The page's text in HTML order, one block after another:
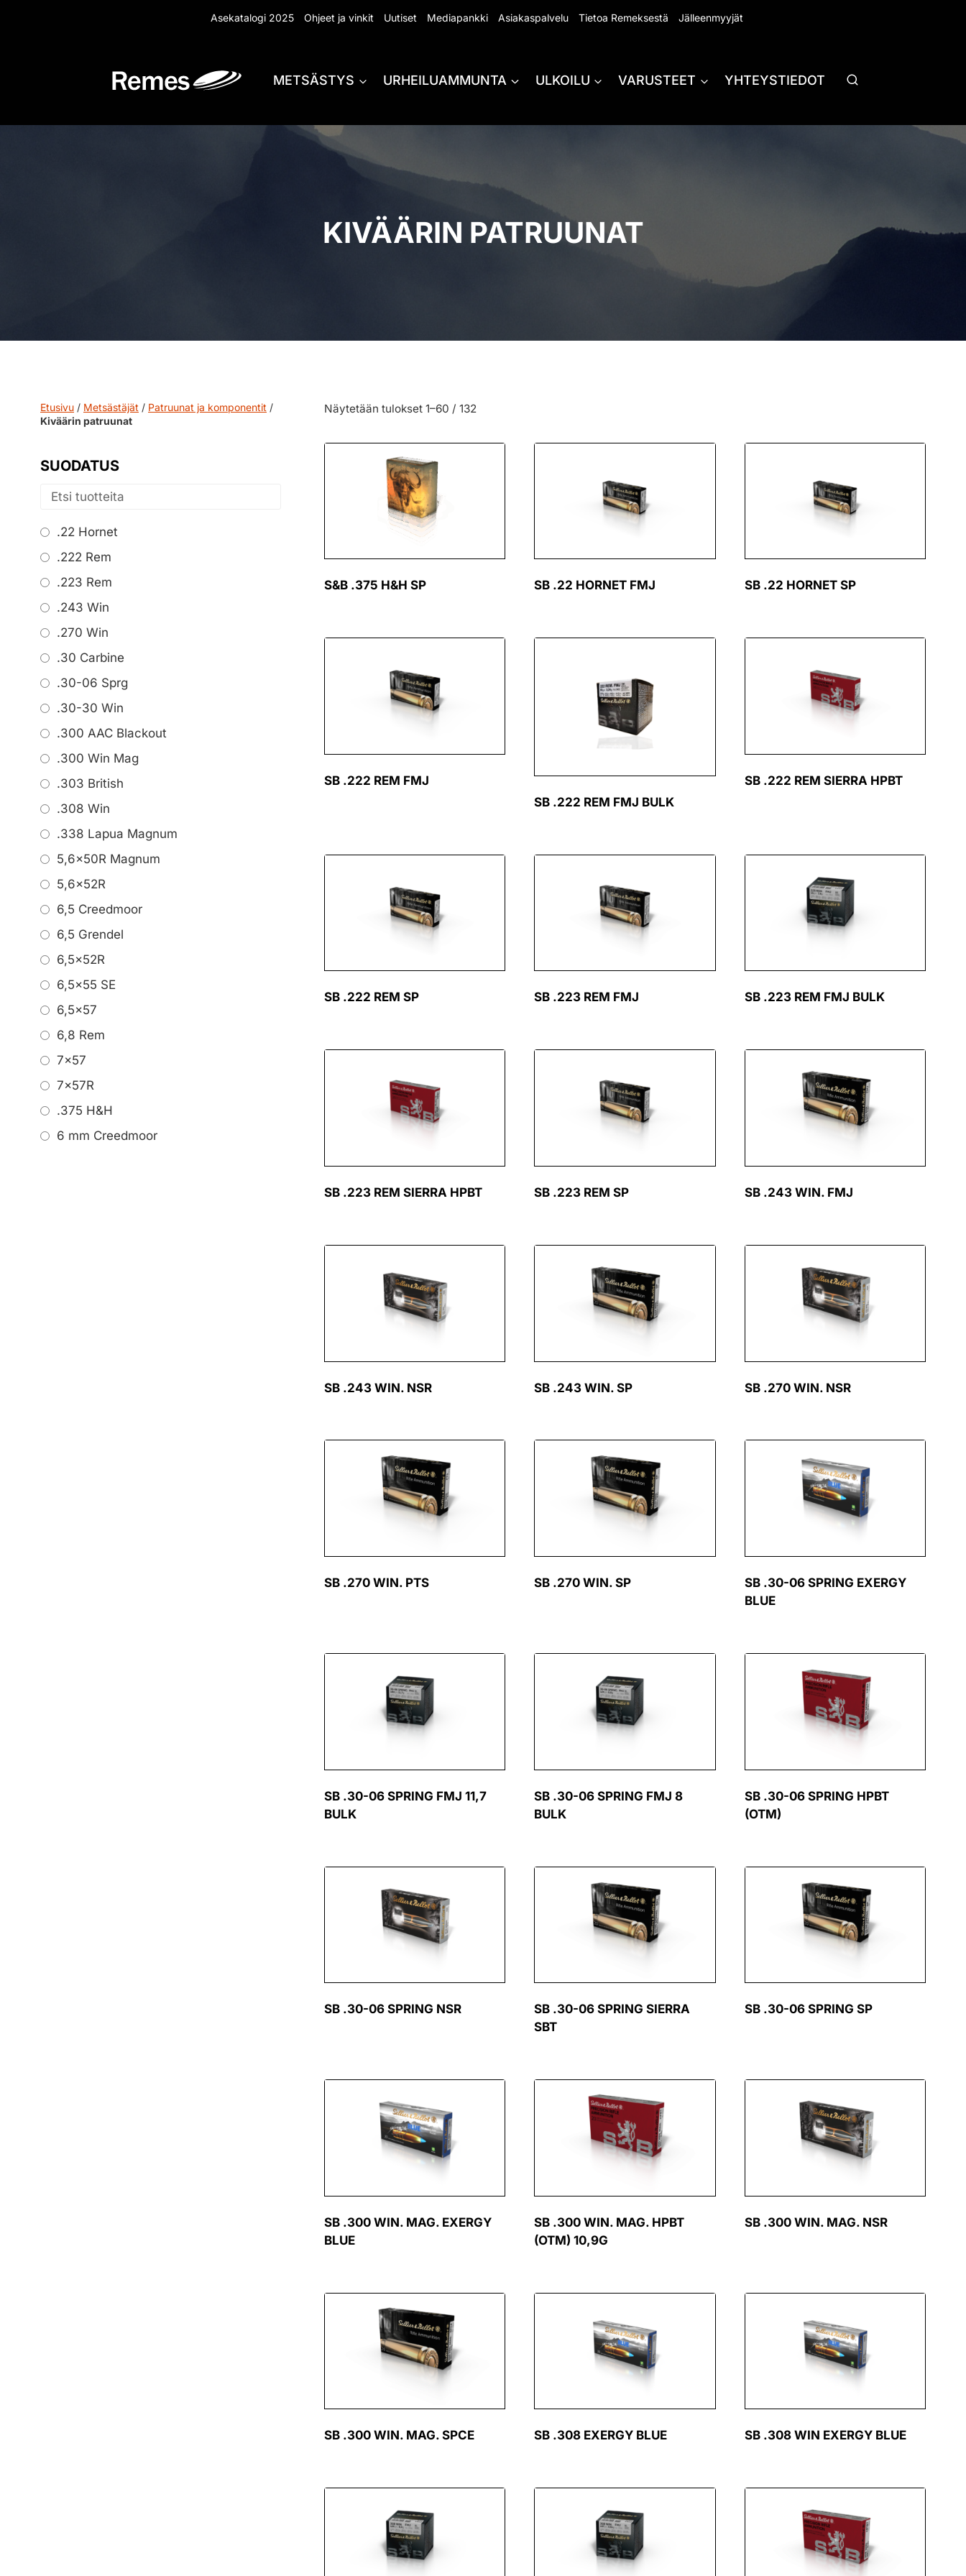
Asekatalogi 2025 Ohjeet ja vinkit Uutiset Mediapankki Asiakaspalvelu Tietoa Remeksestä Jälleenmyyjät
METSÄSTYS URHEILUAMMUNTA ULKOILU VARUSTEET YHTEYSTIEDOT
KIVÄÄRIN PATRUUNAT
Näytetään tulokset 1–60 / 132
S&B .375 H&H SP SB .22 HORNET FMJ SB .22 HORNET SP
SB .222 REM FMJ
SB .222 REM FMJ BULK
SB .222 REM SIERRA HPBT
SB .222 REM SP SB .223 REM FMJ SB .223 REM FMJ BULK
SB .223 REM SIERRA HPBT SB .223 REM SP SB .243 WIN. FMJ
SB .243 WIN. NSR SB .243 WIN. SP SB .270 WIN. NSR
SB .270 WIN. PTS SB .270 WIN. SP
SB .30-06 SPRING EXERGY
BLUE
SB .30-06 SPRING FMJ 11,7
BULK
SB .30-06 SPRING FMJ 8
BULK
SB .30-06 SPRING HPBT
(OTM)
SB .30-06 SPRING NSR
SB .30-06 SPRING SIERRA
SBT
SB .30-06 SPRING SP
SB .300 WIN. MAG. EXERGY
BLUE
SB .300 WIN. MAG. HPBT
(OTM) 10,9G
SB .300 WIN. MAG. NSR
SB .300 WIN. MAG. SPCE SB .308 EXERGY BLUE SB .308 WIN EXERGY BLUE
Etusivu / Metsästäjät / Patruunat ja komponentit /
Kiväärin patruunat
SUODATUS
.22 Hornet
.222 Rem
.223 Rem
.243 Win
.270 Win
.30 Carbine
.30-06 Sprg
.30-30 Win
.300 AAC Blackout
.300 Win Mag
.303 British
.308 Win
.338 Lapua Magnum
5,6x50R Magnum
5,6x52R
6,5 Creedmoor
6,5 Grendel
6,5x52R
6,5x55 SE
6,5x57
6,8 Rem
7x57
7x57R
.375 H&H
6 mm Creedmoor